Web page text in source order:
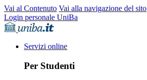
Vai al Contenuto Vai alla navigazione del sito
Login personale UniBa
Servizi online
Per Studenti